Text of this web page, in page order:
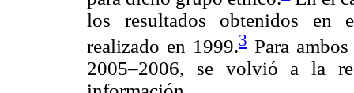
los resultados obtenidos en
realizado en 1999.3 Para
2005–2006, se volvió a la